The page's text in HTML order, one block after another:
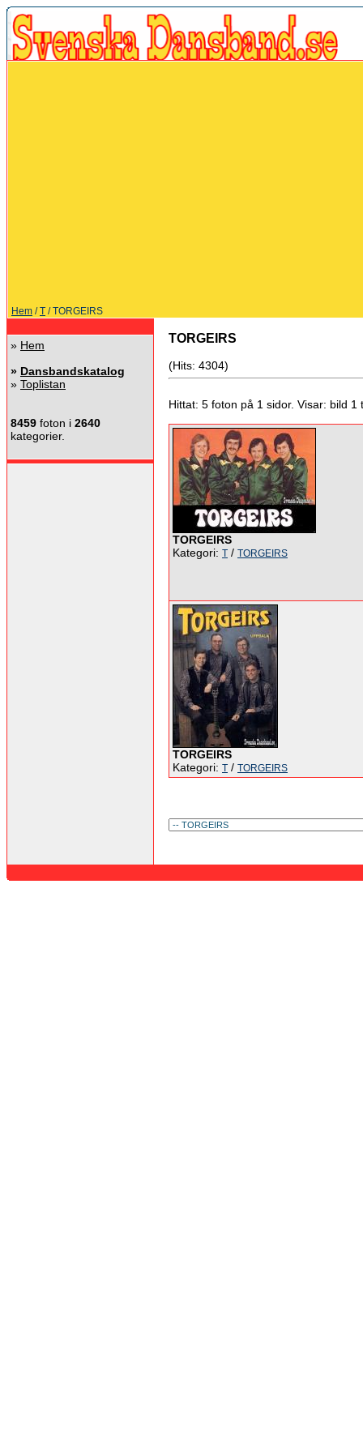
Hem /T / TORGEIRS
» Hem
» Dansbandskatalog
» Toplistan
8459 foton i 2640
kategorier.
TORGEIRS
(Hits: 4304)
Hittat: 5 foton på 1 sidor. Visar: bild 1
TORGEIRS
Kategori: T / TORGEIRS
TORGEIRS
Kategori: T / TORGEIRS